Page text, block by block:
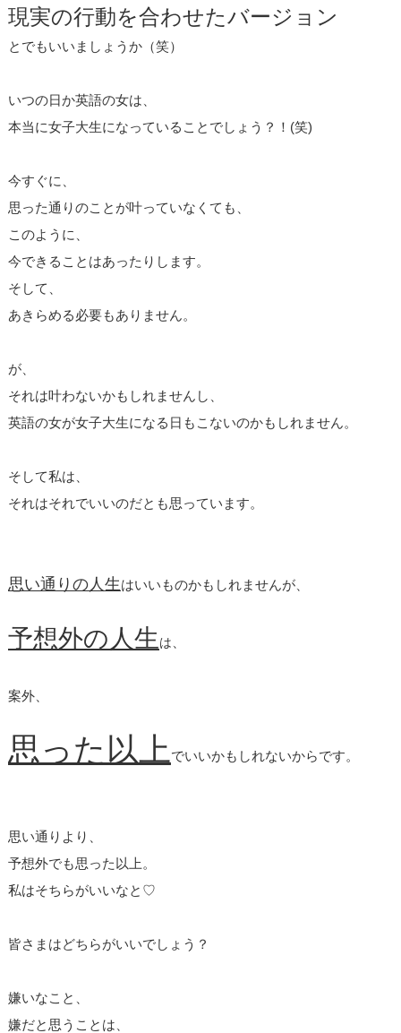
現実の行動を合わせたバージョン
とでもいいましょうか（笑）
いつの日か英語の女は、
本当に女子大生になっていることでしょう？！(笑)
今すぐに、
思った通りのことが叶っていなくても、
このように、
今できることはあったりします。
そして、
あきらめる必要もありません。
が、
それは叶わないかもしれませんし、
英語の女が女子大生になる日もこないのかもしれません。
そして私は、
それはそれでいいのだとも思っています。
思い通りの人生はいいものかもしれませんが、
予想外の人生 は
案外、
思った以上 でいいかもしれないからです。
思い通りより、
予想外でも思った以上。
私はそちらがいいなと♡
皆さまはどちらがいいでしょう？
嫌いなこと、
嫌だと思うことは、